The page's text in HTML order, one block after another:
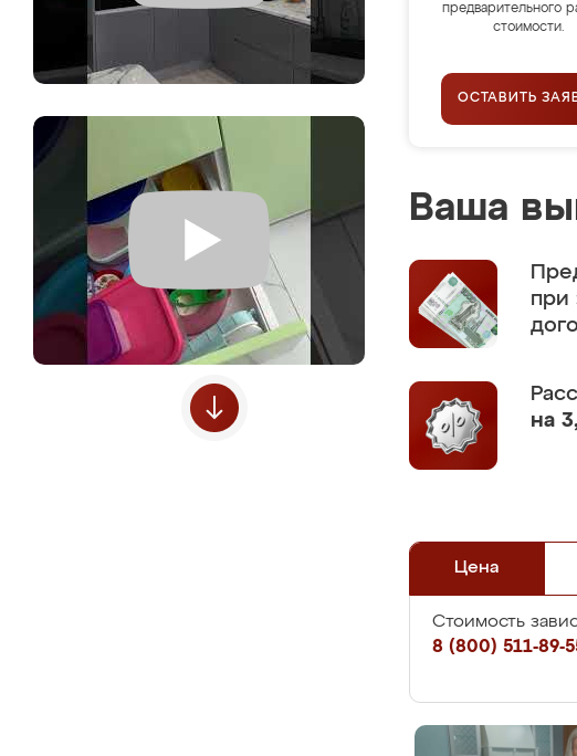
предварительного
стоимости.
ОСТАВИТЬ
Ваша
при
на
Цена
Стоимость
8 (800) 511-89-